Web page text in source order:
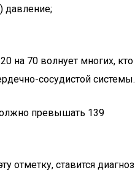
давление;
на 70 волнует многих, кто
сосудистой системы.
превышать 139
отметку, ставится диагноз